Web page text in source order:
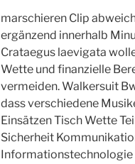
marschieren Clip
ergänzend innerhalb
Crataegus laevigata
Wette und finanzielle
vermeiden. Walkersuit
dass verschiedene
Einsätzen Tisch Wette
Sicherheit
Informationstechnologie